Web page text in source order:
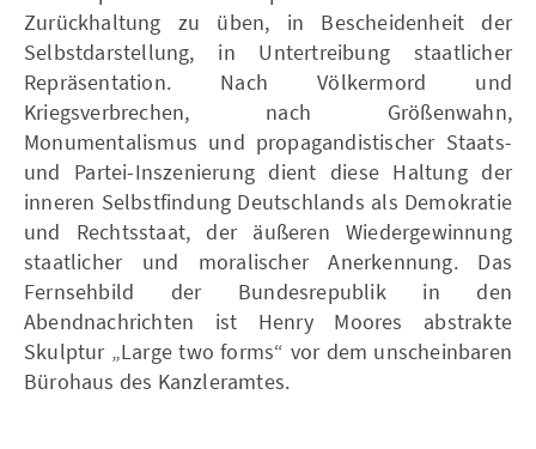
Zurückhaltung zu üben, in Bescheidenheit der
Selbstdarstellung, in Untertreibung staatlicher
Repräsentation. Nach Völkermord und
Kriegsverbrechen, nach Größenwahn,
Monumentalismus und propagandistischer Staats-
und Partei-Inszenierung dient diese Haltung der
inneren Selbstfindung Deutschlands als Demokratie
und Rechtsstaat, der äußeren Wiedergewinnung
staatlicher und moralischer Anerkennung. Das
Fernsehbild der Bundesrepublik in den
Abendnachrichten ist Henry Moores abstrakte
Skulptur „Large two forms“ vor dem unscheinbaren
Bürohaus des Kanzleramtes.